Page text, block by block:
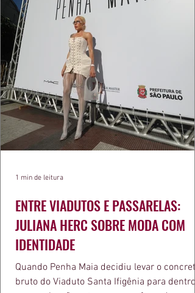
ENTRE VIADUTOS E PASSARELAS:
JULIANA HERC SOBRE MODA COM
IDENTIDADE
Quando Penha Maia decidiu levar o concreto
bruto do Viaduto Santa Ifigênia para dentro
1 min de leitura